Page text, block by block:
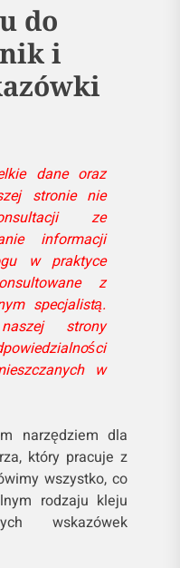
do
i
dane oraz
stronie nie
ze
informacji
w praktyce
z
specjalistą.
strony
w
narzędziem dla
który pracuje z
wszystko, co
rodzaju kleju
wskazówek